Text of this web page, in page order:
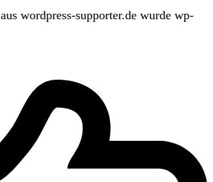
aus wordpress-supporter.de wurde wp-